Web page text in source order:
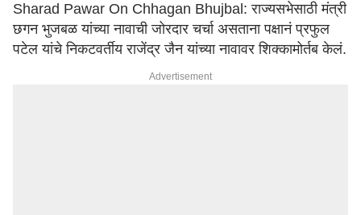
Sharad Pawar On Chhagan Bhujbal: राज्यसभेसाठी मंत्री
छगन भुजबळ यांच्या नावाची जोरदार चर्चा असताना पक्षानं प्रफुल
पटेल यांचे निकटवर्तीय राजेंद्र जैन यांच्या नावावर शिक्कामोर्तब केलं.
Advertisement